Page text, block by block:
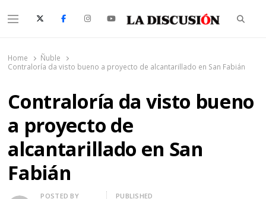
Menu
Home
Ñuble
Contraloría da visto bueno a proyecto de alcantarillado en San Fabián
Contraloría da visto bueno
a proyecto de
alcantarillado en San
Fabián
Author
POSTED BY PUBLISHED